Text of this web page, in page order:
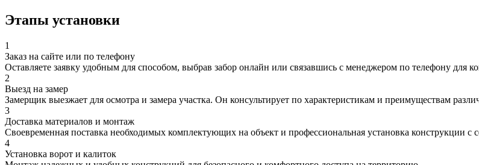
Этапы установки
1
Заказ на сайте или по телефону
Оставляете заявку удобным для способом, выбрав забор онлайн или связавшись с менеджером по телефону для
2
Выезд на замер
Замерщик выезжает для осмотра и замера участка. Он консультирует по характеристикам и преимуществам
3
Доставка материалов и монтаж
Своевременная поставка необходимых комплектующих на объект и профессиональная установка конструкции с
4
Установка ворот и калиток